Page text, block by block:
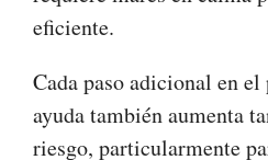
eficiente.
Cada paso adicional en el
ayuda también aumenta
riesgo, particularmente